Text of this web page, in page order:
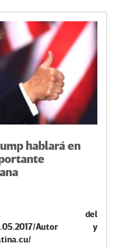
ar
tir
hablará en
del
16.05.2017/Autor y